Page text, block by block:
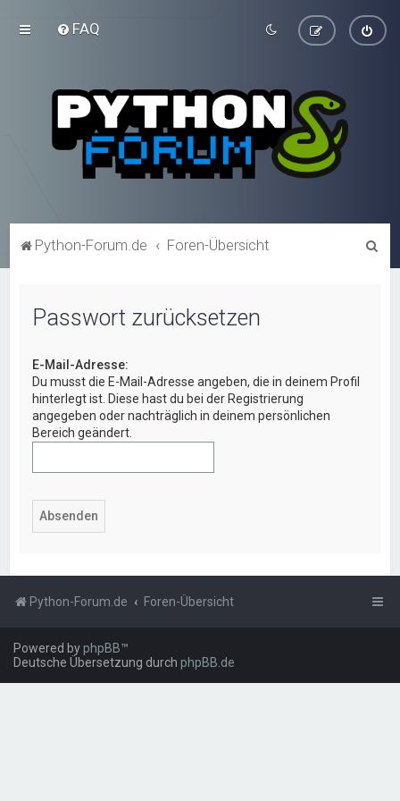
FAQ
Python-Forum.de Foren-Übersicht
Passwort zurücksetzen
E-Mail-Adresse:
Du musst die E-Mail-Adresse angeben, die in deinem Profil
hinterlegt ist. Diese hast du bei der Registrierung
angegeben oder nachträglich in deinem persönlichen
Bereich geändert.
Python-Forum.de Foren-Übersicht
Powered byphpBB™
Deutsche Übersetzung durch phpBB.de